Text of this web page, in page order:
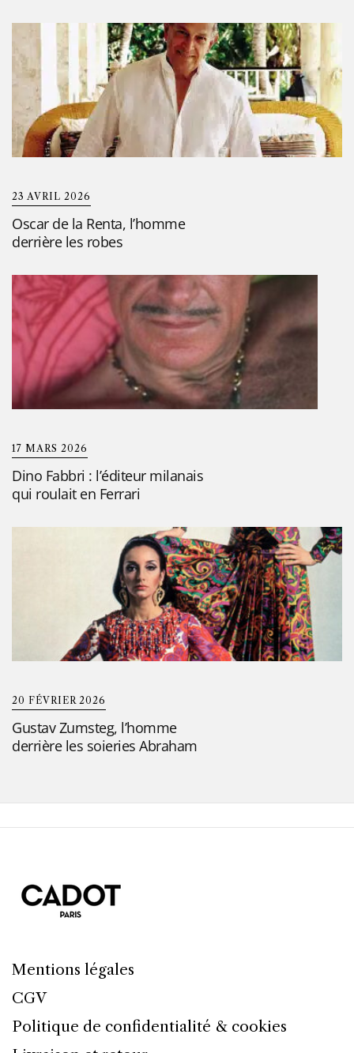
23 AVRIL 2026
Oscar de la Renta, l’homme
derrière les robes
17 MARS 2026
Dino Fabbri : l’éditeur milanais
qui roulait en Ferrari
20 FÉVRIER 2026
Gustav Zumsteg, l’homme
derrière les soieries Abraham
Mentions légales
CGV
Politique de confidentialité & cookies